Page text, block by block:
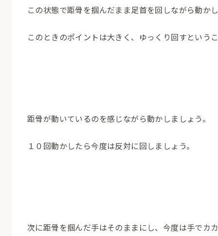
この状態で距骨を掴んだまま足首を回しながら動か
このときのポイントは大きく、ゆっくり回すという
距骨が動いているのを感じながら動かしましょう。
１０回動かしたら今度は反対に回しましょう。
次に距骨を掴んだ手はそのままにし、今度は手でカ